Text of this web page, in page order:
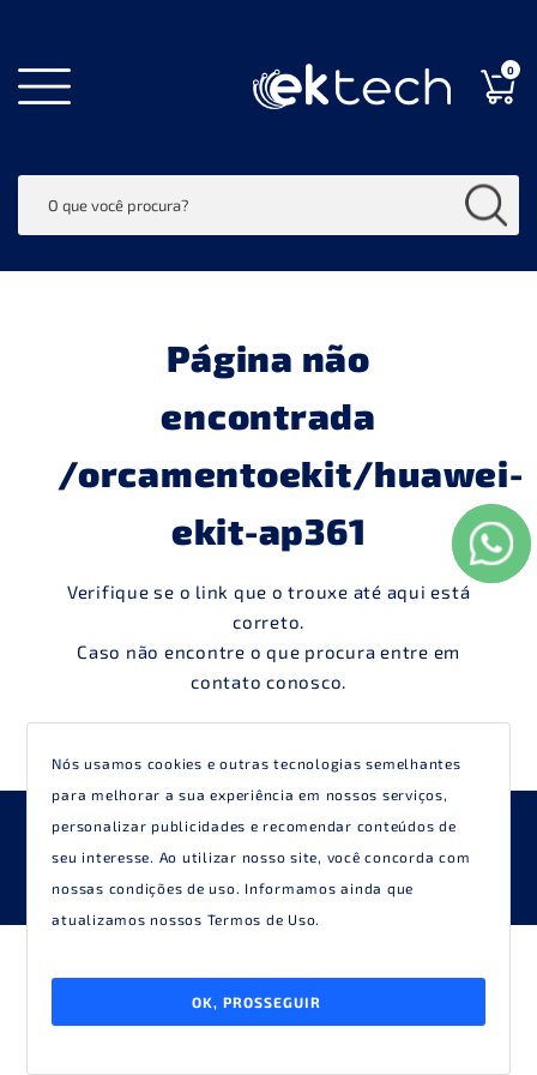
Nós usamos cookies e outras tecnologias semelhantes
para melhorar a sua experiência em nossos serviços,
personalizar publicidades e recomendar conteúdos de
seu interesse. Ao utilizar nosso site, você concorda com
nossas condições de uso. Informamos ainda que
atualizamos nossos Termos de Uso.
OK, PROSSEGUIR
0
Página não
encontrada
/orcamentoekit/huawei-
ekit-ap361
Verifique se o link que o trouxe até aqui está
correto.
Caso não encontre o que procura entre em
contato conosco.
Desenvolvido por Elo Ideias